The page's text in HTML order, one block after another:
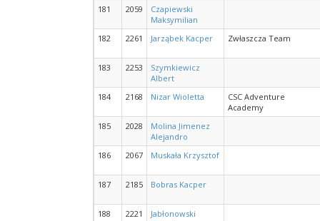
181 2059
Czapiewski
Maksymilian
182
2261 Jarząbek Kacper Zwłaszcza Team
183 2253
Szymkiewicz
Albert
184
2168 Nizar Wioletta
CSC Adventure
Academy
185
2028
Molina Jimenez
Alejandro
186
2067 Muskała Krzysztof
187 2185 Bobras Kacper
188 2221
Jabłonowski